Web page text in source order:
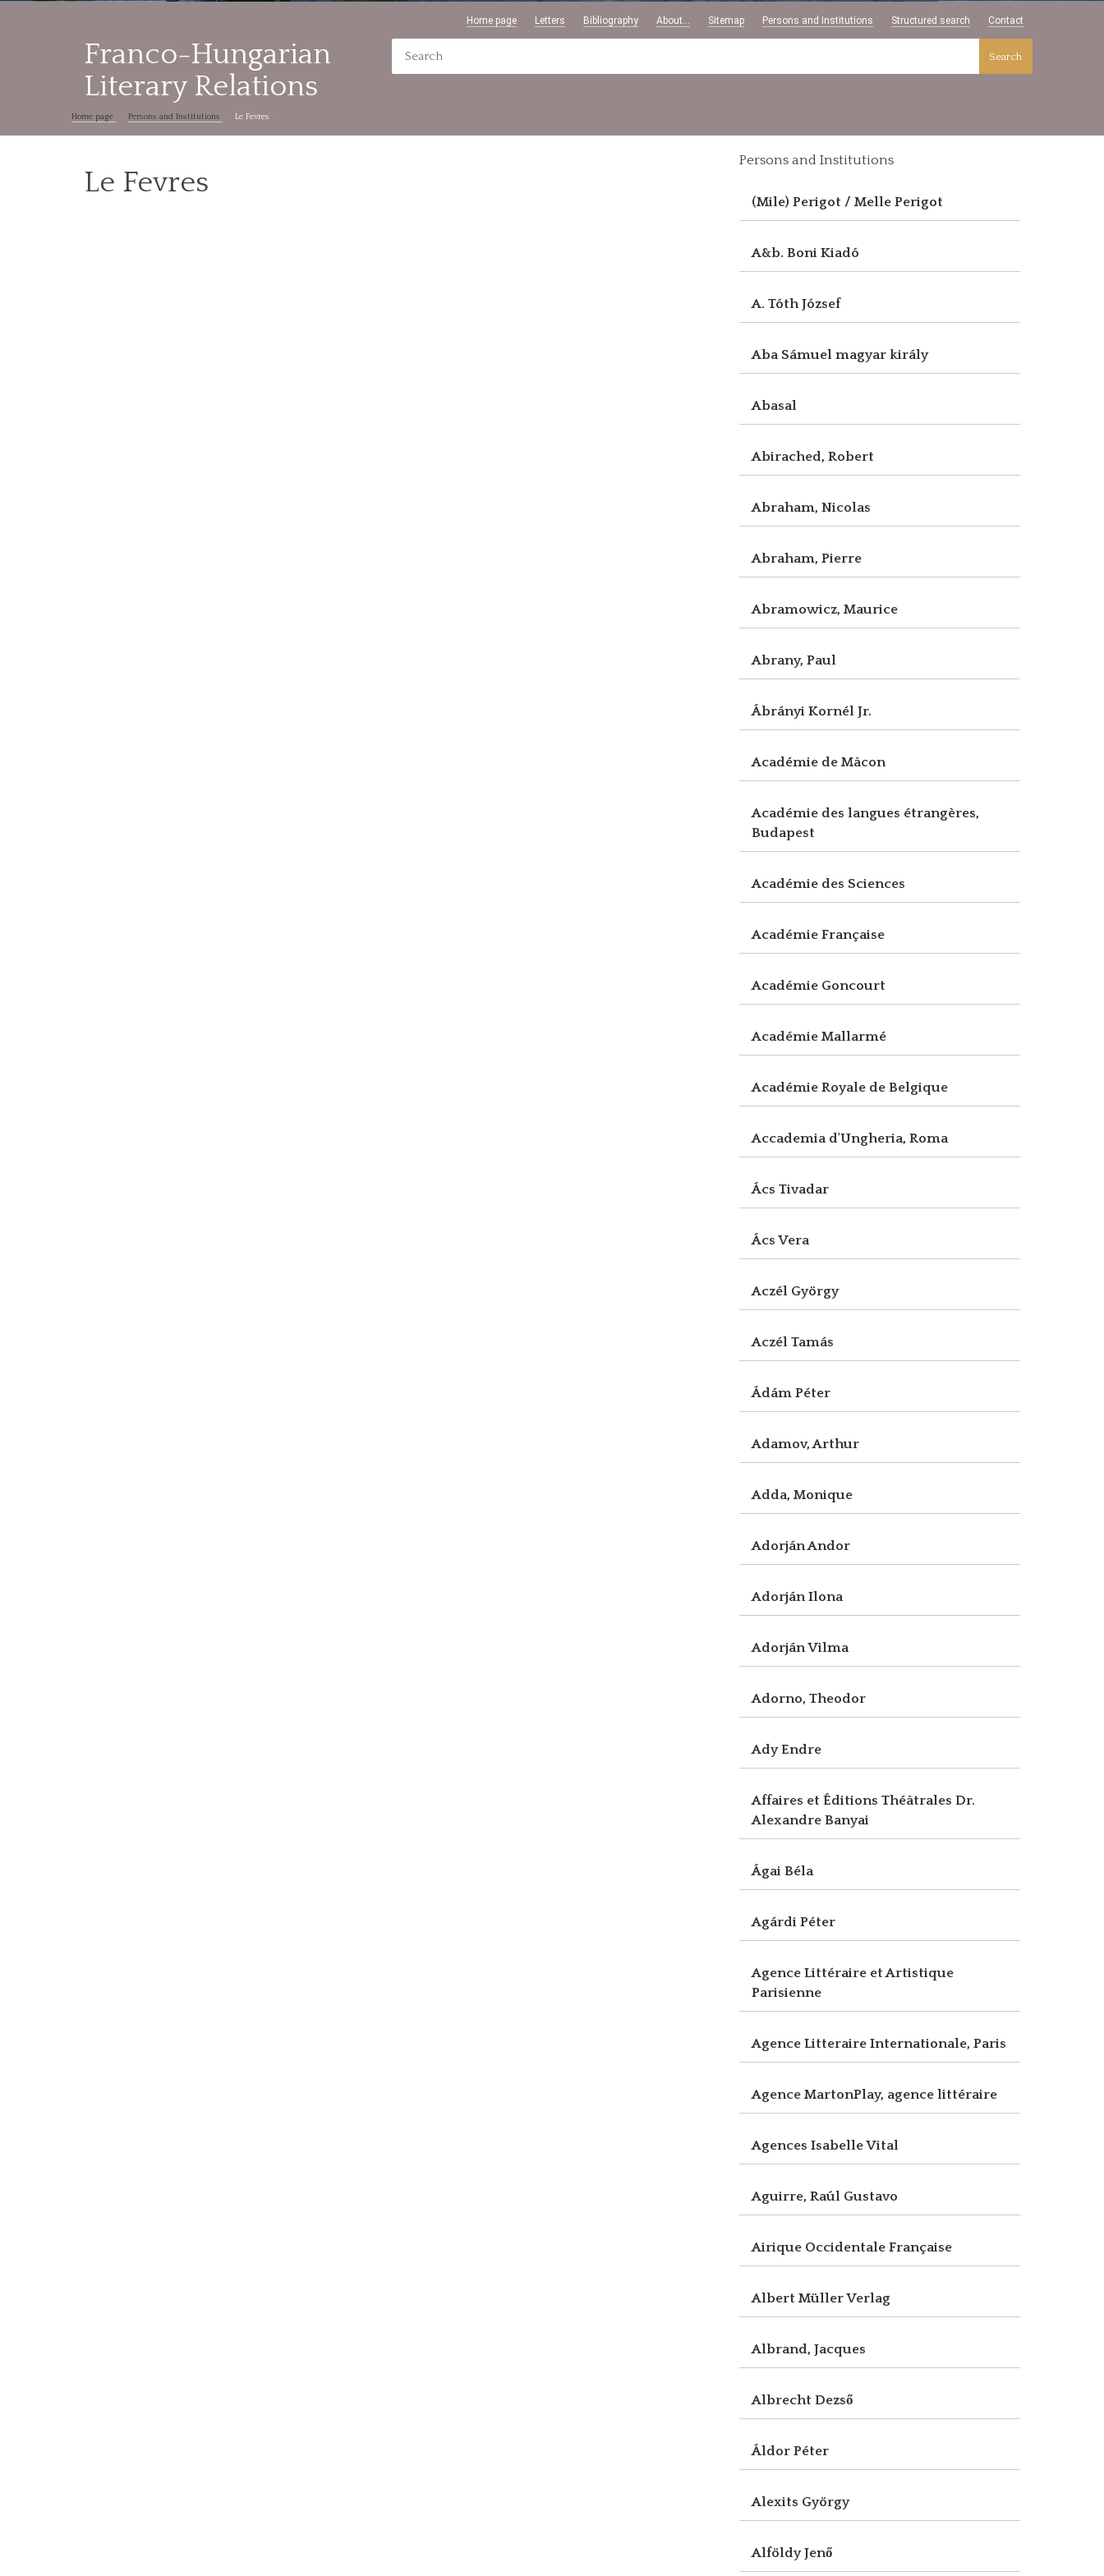
Home page Letters Bibliography About... Sitemap Persons and Institutions Structured search Contact
Franco-Hungarian
Literary Relations
Search
Home page Persons and Institutions Le Fevres
Le Fevres
Persons and Institutions
(Mile) Perigot / Melle Perigot
A&b. Boni Kiadó
A. Tóth József
Aba Sámuel magyar király
Abasal
Abirached, Robert
Abraham, Nicolas
Abraham, Pierre
Abramowicz, Maurice
Abrany, Paul
Ábrányi Kornél Jr.
Académie de Mâcon
Académie des langues étrangères,
Budapest
Académie des Sciences
Académie Française
Académie Goncourt
Académie Mallarmé
Académie Royale de Belgique
Accademia d'Ungheria, Roma
Ács Tivadar
Ács Vera
Aczél György
Aczél Tamás
Ádám Péter
Adamov, Arthur
Adda, Monique
Adorján Andor
Adorján Ilona
Adorján Vilma
Adorno, Theodor
Ady Endre
Affaires et Éditions Théâtrales Dr.
Alexandre Banyai
Ágai Béla
Agárdi Péter
Agence Littéraire et Artistique
Parisienne
Agence Litteraire Internationale, Paris
Agence MartonPlay, agence littéraire
Agences Isabelle Vital
Aguirre, Raúl Gustavo
Airique Occidentale Française
Albert Müller Verlag
Albrand, Jacques
Albrecht Dezső
Áldor Péter
Alexits György
Alföldy Jenő